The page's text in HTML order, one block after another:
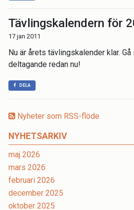
Nyheter som RSS-flöde
NYHETSARKIV
maj 2026
mars 2026
februari 2026
december 2025
oktober 2025
Tävlingskalendern för
17 jan 2011
Nu är årets tävlingskalender klar.
deltagande redan nu!
DELA